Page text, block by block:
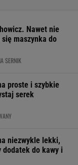
Nawet nie
maszynka do
SERNIK
proste i szybkie
serek
niezwykle lekki,
dodatek do kawy i